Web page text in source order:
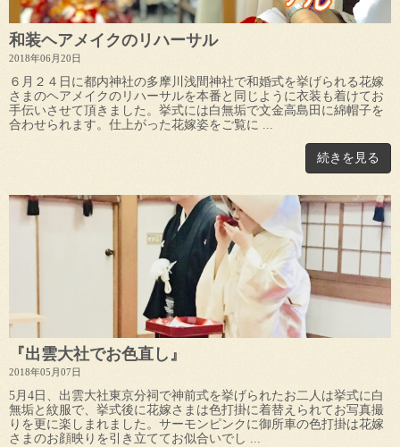
和装ヘアメイクのリハーサル
2018年06月20日
６月２４日に都内神社の多摩川浅間神社で和婚式を挙げられる花嫁
さまのヘアメイクのリハーサルを本番と同じように衣装も着けてお
手伝いさせて頂きました。挙式には白無垢で文金高島田に綿帽子を
合わせられます。仕上がった花嫁姿をご覧に ...
続きを見る
『出雲大社でお色直し』
2018年05月07日
5月4日、出雲大社東京分祠で神前式を挙げられたお二人は挙式に白
無垢と紋服で、挙式後に花嫁さまは色打掛に着替えられてお写真撮
りを更に楽しまれました。サーモンピンクに御所車の色打掛は花嫁
さまのお顔映りを引き立ててお似合いでし ...